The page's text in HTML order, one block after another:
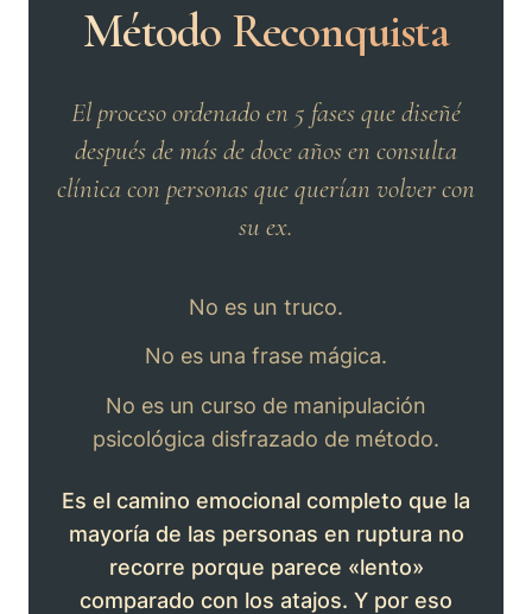
Método Reconquista
El proceso ordenado en 5 fases que diseñé
después de más de doce años en consulta
clínica con personas que querían volver con
su ex.
No es un truco.
No es una frase mágica.
No es un curso de manipulación
psicológica disfrazado de método.
Es el camino emocional completo que la
mayoría de las personas en ruptura no
recorre porque parece «lento»
comparado con los atajos. Y por eso